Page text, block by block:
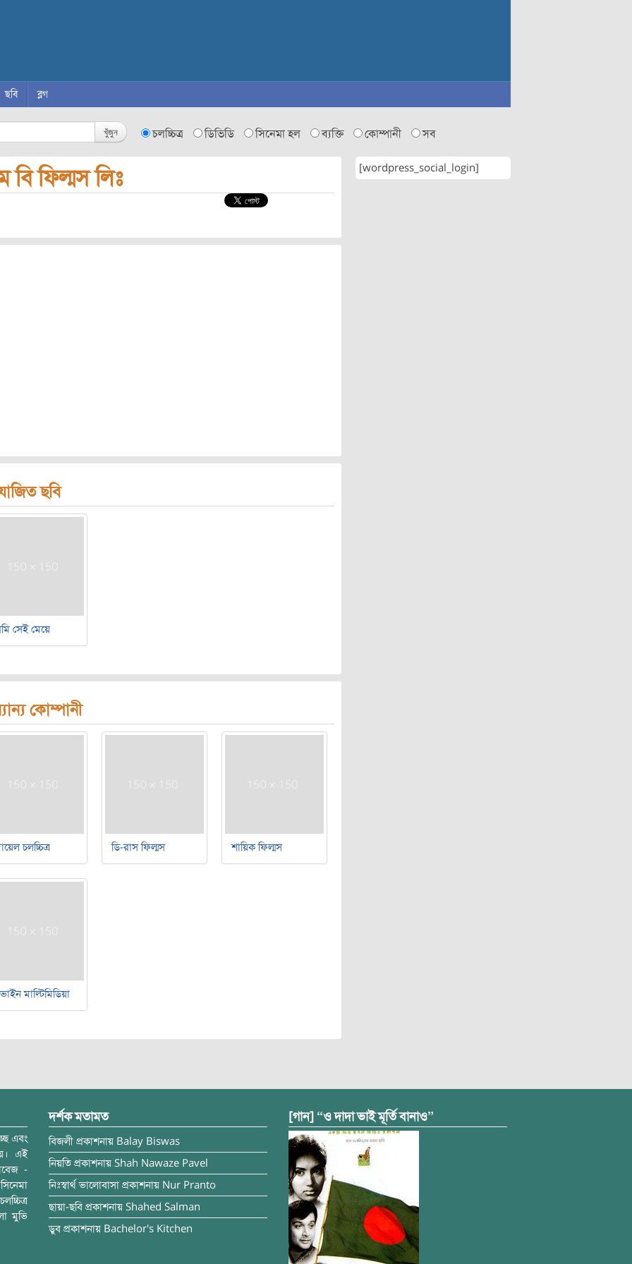
ছবি ব্লগ
খুঁজুন চলচ্চিত্র ডিভিডি সিনেমা হল ব্যক্তি কোম্পানী সব
বি ফিল্মস লিঃ
ছবি
সেই মেয়ে
কোম্পানী
চলচ্চিত্র ডি-রাস ফিল্মস শায়িক ফিল্মস
মাল্টিমিডিয়া
[wordpress_social_login]
এবং
এই
-
মুভি
দর্শক মতামত
বিজলী প্রকাশনায় Balay Biswas
নিয়তি প্রকাশনায় Shah Nawaze Pavel
নিঃস্বার্থ ভালোবাসা প্রকাশনায় Nur Pranto
ছায়া-ছবি প্রকাশনায় Shahed Salman
ডুব প্রকাশনায় Bachelor's Kitchen
[গান] “ও দাদা ভাই মূর্তি বানাও”